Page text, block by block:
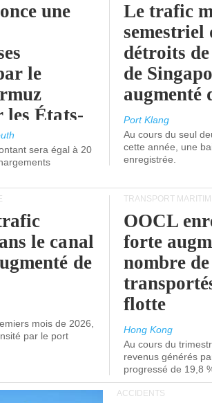
une
le
les États-
sera égal à 20
Le trafic
semestriel
détroits
de
augmenté
Port Klang
Au cours du seul
cette année, une
enregistrée.
le canal
de
mois de 2026,
par le port
TRANSPORT
OOCL
forte
nombre
flotte
Hong Kong
Au cours du
revenus générés
progressé de 19,8
ACCIDENTS